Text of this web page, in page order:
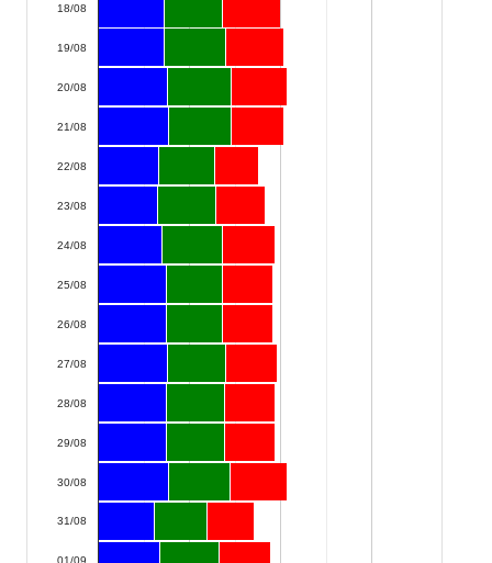
18/08
19/08
20/08
21/08
22/08
23/08
24/08
25/08
26/08
27/08
28/08
29/08
30/08
31/08